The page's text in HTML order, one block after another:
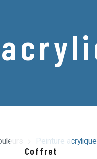
Peinture acrylique
Coffret